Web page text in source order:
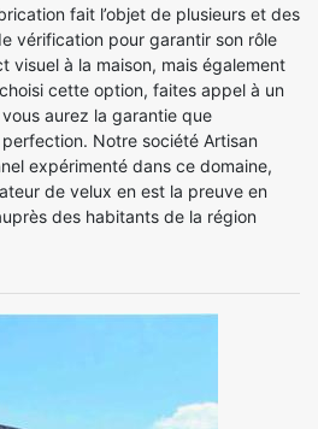
fait l’objet de plusieurs et des
vérification pour garantir son rôle
visuel à la maison, mais également
cette option, faites appel à un
aurez la garantie que
perfection. Notre société Artisan
expérimenté dans ce domaine,
de velux en est la preuve en
des habitants de la région